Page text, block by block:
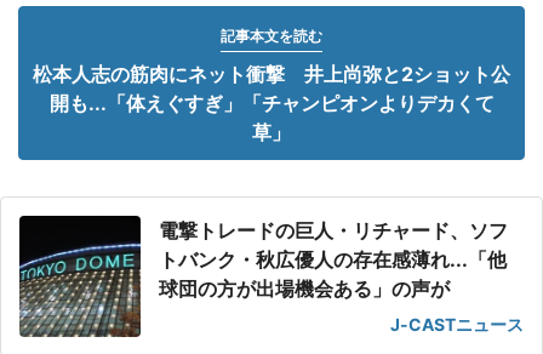
記事本文を読む
松本人志の筋肉にネット衝撃 井上尚弥と2ショット公
開も...「体えぐすぎ」「チャンピオンよりデカくて
草」
電撃トレードの巨人・リチャード、ソフ
トバンク・秋広優人の存在感薄れ...「他
球団の方が出場機会ある」の声が
J-CASTニュース